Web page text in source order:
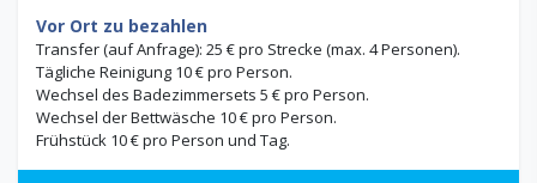
Vor Ort zu bezahlen
Transfer (auf Anfrage): 25 € pro Strecke (max. 4 Personen).
Tägliche Reinigung 10 € pro Person.
Wechsel des Badezimmersets 5 € pro Person.
Wechsel der Bettwäsche 10 € pro Person.
Frühstück 10 € pro Person und Tag.